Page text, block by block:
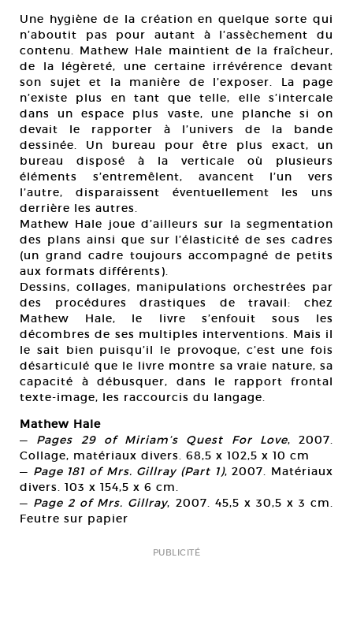
Une hygiène de la création en quelque sorte qui
n’aboutit pas pour autant à l’assèchement du
contenu. Mathew Hale maintient de la fraîcheur,
de la légèreté, une certaine irrévérence devant
son sujet et la manière de l’exposer. La page
n’existe plus en tant que telle, elle s’intercale
dans un espace plus vaste, une planche si on
devait le rapporter à l’univers de la bande
dessinée. Un bureau pour être plus exact, un
bureau disposé à la verticale où plusieurs
éléments s’entremêlent, avancent l’un vers
l’autre, disparaissent éventuellement les uns
derrière les autres.
Mathew Hale joue d’ailleurs sur la segmentation
des plans ainsi que sur l’élasticité de ses cadres
(un grand cadre toujours accompagné de petits
aux formats différents).
Dessins, collages, manipulations orchestrées par
des procédures drastiques de travail: chez
Mathew Hale, le livre s’enfouit sous les
décombres de ses multiples interventions. Mais il
le sait bien puisqu’il le provoque, c’est une fois
désarticulé que le livre montre sa vraie nature, sa
capacité à débusquer, dans le rapport frontal
texte-image, les raccourcis du langage.
Mathew Hale
— Pages 29 of Miriam’s Quest For Love, 2007.
Collage, matériaux divers. 68,5 x 102,5 x 10 cm
— Page 181 of Mrs. Gillray (Part 1), 2007. Matériaux
divers. 103 x 154,5 x 6 cm.
— Page 2 of Mrs. Gillray, 2007. 45,5 x 30,5 x 3 cm.
Feutre sur papier
PUBLICITÉ